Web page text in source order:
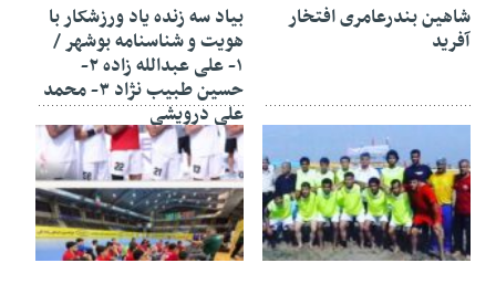
شاهین بندرعامری افتخار
آفرید
بیاد سه زنده یاد ورزشکار با
هویت و شناسنامه بوشهر /
۱- علی عبدالله زاده ۲-
حسین طبیب نژاد ۳- محمد
علی درویشی
۱۵ تیر ۱۴۰۵ ۱۰ خرداد ۱۴۰۵